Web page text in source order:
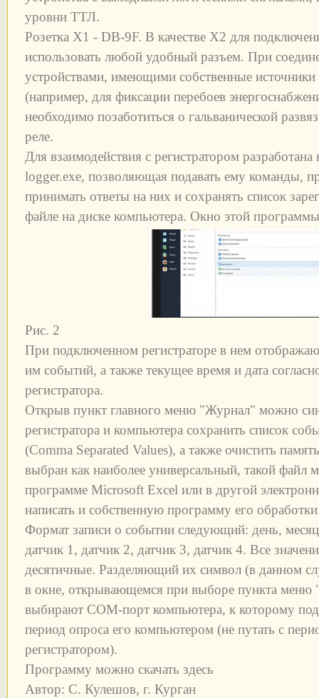
уровни ТТЛ.
Розетка Х1 - DB-9F. В качестве Х2 для
использовать любой удобный разъем. При
устройствами, имеющими собственные источники
(например, для фиксации перебоев
необходимо позаботиться о гальванической
реле.
Для взаимодействия с регистратором
logger.exe, позволяющая подавать ему команды,
принимать ответы на них и сохранять список
файле на диске компьютера. Окно этой
Рис. 2
При подключенном регистраторе в нем
им событий, а также текущее время и дата
регистратора.
Открыв пункт главного меню "Журнал" можно
регистратора и компьютера сохранить список
(Comma Separated Values), a также очистить
выбран как наиболее универсальный, такой
программе Microsoft Excel или в другой
написать и собственную программу его
Формат записи о событии следующий: день,
датчик 1, датчик 2, датчик 3, датчик 4. Все
десятичные. Разделяющий их символ (в данном
в окне, открывающемся при выборе пункта
выбирают СОМ-порт компьютера, к которому
период опроса его компьютером (не путать с
регистратором).
Программу можно скачать здесь
Автор: С. Кулешов, г. Курган